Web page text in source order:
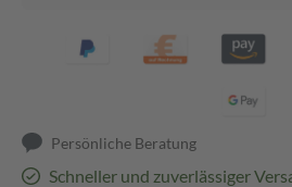
Persönliche Beratung
Schneller und zuverlässiger